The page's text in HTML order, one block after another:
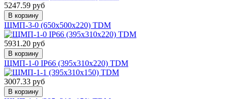
5247.59 руб
В корзину
ЩМП-3-0 (650х500х220) TDM
5931.20 руб
В корзину
ЩМП-1-0 IP66 (395х310х220) TDM
3007.33 руб
В корзину